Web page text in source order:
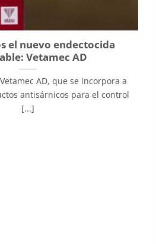
el nuevo endectocida
Vetamec AD
AD, que se incorpora a
antisárnicos para el control
[...]